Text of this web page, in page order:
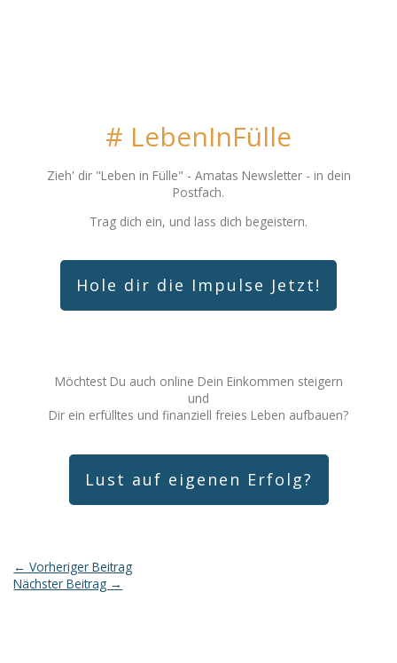
# LebenInFülle
Zieh' dir "Leben in Fülle" - Amatas Newsletter - in dein
Postfach.
Trag dich ein, und lass dich begeistern.
Hole dir die Impulse Jetzt!
Möchtest Du auch online Dein Einkommen steigern
und
Dir ein erfülltes und finanziell freies Leben aufbauen?
Lust auf eigenen Erfolg?
← Vorheriger Beitrag
Nächster Beitrag →